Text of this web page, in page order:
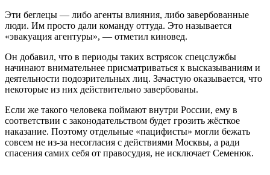
Эти беглецы — либо агенты влияния, либо завербованные
люди. Им просто дали команду оттуда. Это называется
«эвакуация агентуры», — отметил киновед.
Он добавил, что в периоды таких встрясок спецслужбы
начинают внимательнее присматриваться к высказываниям и
деятельности подозрительных лиц. Зачастую оказывается, что
некоторые из них действительно завербованы.
Если же такого человека поймают внутри России, ему в
соответствии с законодательством будет грозить жёсткое
наказание. Поэтому отдельные «пацифисты» могли бежать
совсем не из-за несогласия с действиями Москвы, а ради
спасения самих себя от правосудия, не исключает Семенюк.